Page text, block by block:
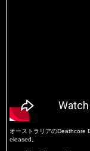
オーストラリアのDeathcore
eleased。